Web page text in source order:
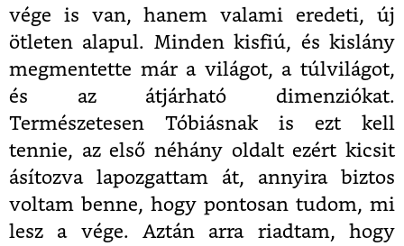
vége is van, hanem valami eredeti, új
ötleten alapul. Minden kisfiú, és kislány
megmentette már a világot, a túlvilágot,
és az átjárható dimenziókat.
Természetesen Tóbiásnak is ezt kell
tennie, az első néhány oldalt ezért kicsit
ásítozva lapozgattam át, annyira biztos
voltam benne, hogy pontosan tudom, mi
lesz a vége. Aztán arra riadtam, hogy